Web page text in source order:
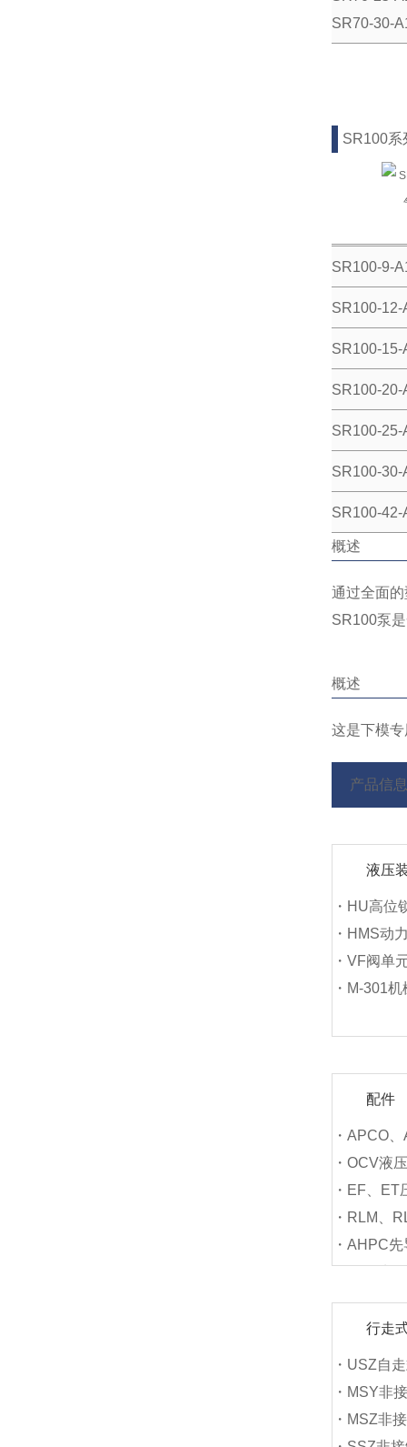
SR70-30-
SR100系
SR100-9-
SR100-12-
SR100-15-
SR100-20-
SR100-25-
SR100-30-
SR100-42-
概述
通过全面
SR100泵
概述
这是下模
产品信息
液压
・HU高位
・HMS动
・VF阀单
・M-301机
配件
・APCO
・OCV液
・EF、ET
・RLM、
・AHPC
行走
・USZ自
・MSY非
・MSZ非